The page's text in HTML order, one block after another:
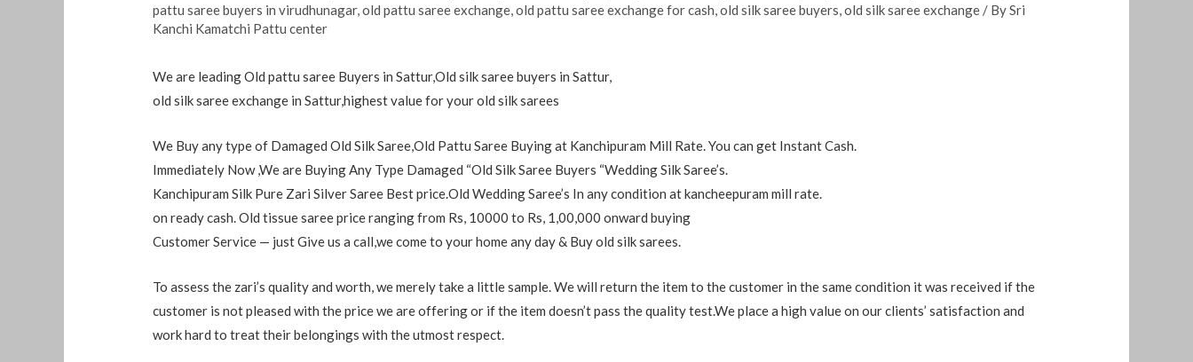
pattu saree buyers in virudhunagar,old pattu saree exchange,old pattu saree exchange for cash,old silk saree buyers,old silk saree exchange / BySri
Kanchi Kamatchi Pattu center
We are leading Old pattu saree Buyers in Sattur,Old silk saree buyers in Sattur,
old silk saree exchange in Sattur,highest value for your old silk sarees
We Buy any type of Damaged Old Silk Saree,Old Pattu Saree Buying at Kanchipuram Mill Rate. You can get Instant Cash.
Immediately Now ,We are Buying Any Type Damaged “Old Silk Saree Buyers “Wedding Silk Saree’s.
Kanchipuram Silk Pure Zari Silver Saree Best price.Old Wedding Saree’s In any condition at kancheepuram mill rate.
on ready cash. Old tissue saree price ranging from Rs, 10000 to Rs, 1,00,000 onward buying
Customer Service — just Give us a call,we come to your home any day & Buy old silk sarees.
To assess the zari’s quality and worth, we merely take a little sample. We will return the item to the customer in the same condition it was received if the
customer is not pleased with the price we are offering or if the item doesn’t pass the quality test.We place a high value on our clients’ satisfaction and
work hard to treat their belongings with the utmost respect.